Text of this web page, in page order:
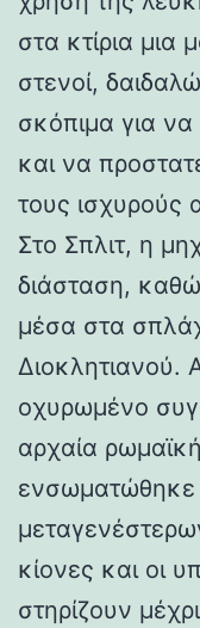
στα κτίρια μια
στενοί,
σκόπιμα για να
και να
τους ισχυρούς
Στο Σπλιτ, η
διάσταση,
μέσα στα
Διοκλητιανού.
οχυρωμένο
αρχαία
ενσωματώθηκε
κίονες και οι
στηρίζουν